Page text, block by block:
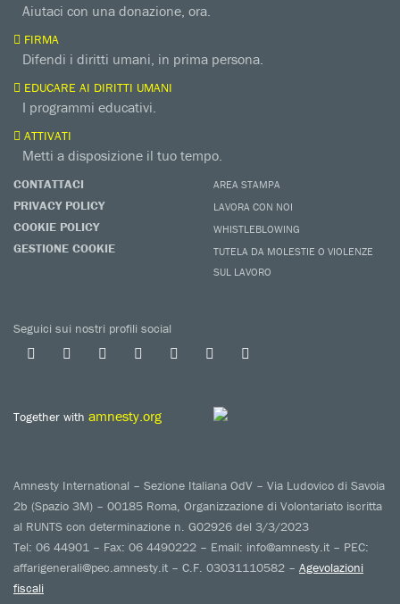
Aiutaci con una donazione, ora.
FIRMA
Difendi i diritti umani, in prima persona.
EDUCARE AI DIRITTI UMANI
I programmi educativi.
ATTIVATI
Metti a disposizione il tuo tempo.
CONTATTACI
PRIVACY POLICY
COOKIE POLICY
GESTIONE COOKIE
AREA STAMPA
LAVORA CON NOI
WHISTLEBLOWING
TUTELA DA MOLESTIE O VIOLENZE
SUL LAVORO
Seguici sui nostri profili social
Together with amnesty.org
Amnesty International – Sezione Italiana OdV – Via Ludovico di Savoia
2b (Spazio 3M) – 00185 Roma, Organizzazione di Volontariato iscritta
al RUNTS con determinazione n. G02926 del 3/3/2023
Tel: 06 44901 – Fax: 06 4490222 – Email: info@amnesty.it – PEC:
affarigenerali@pec.amnesty.it – C.F. 03031110582 – Agevolazioni
fiscali